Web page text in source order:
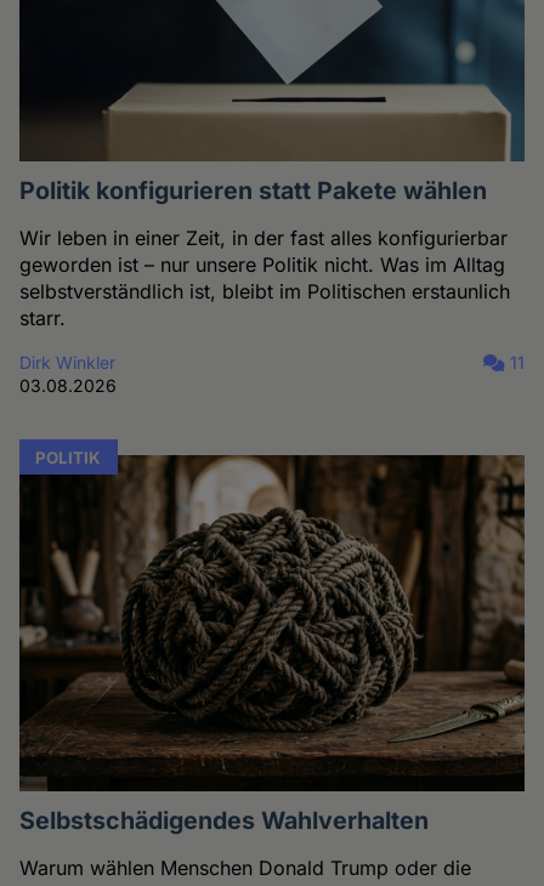
Politik konfigurieren statt Pakete wählen
Wir leben in einer Zeit, in der fast alles konfigurierbar
geworden ist – nur unsere Politik nicht. Was im Alltag
selbstverständlich ist, bleibt im Politischen erstaunlich
starr.
Dirk Winkler
03.08.2026
11
POLITIK
Selbstschädigendes Wahlverhalten
Warum wählen Menschen Donald Trump oder die